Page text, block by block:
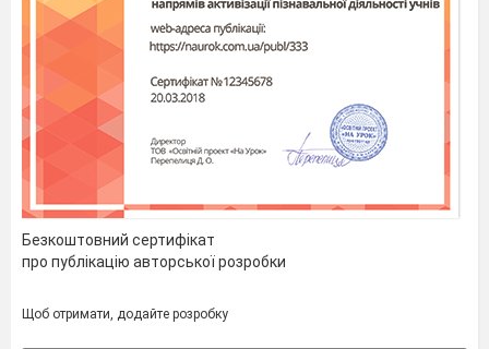
Безкоштовний сертифікат
про публікацію авторської розробки
Щоб отримати, додайте розробку